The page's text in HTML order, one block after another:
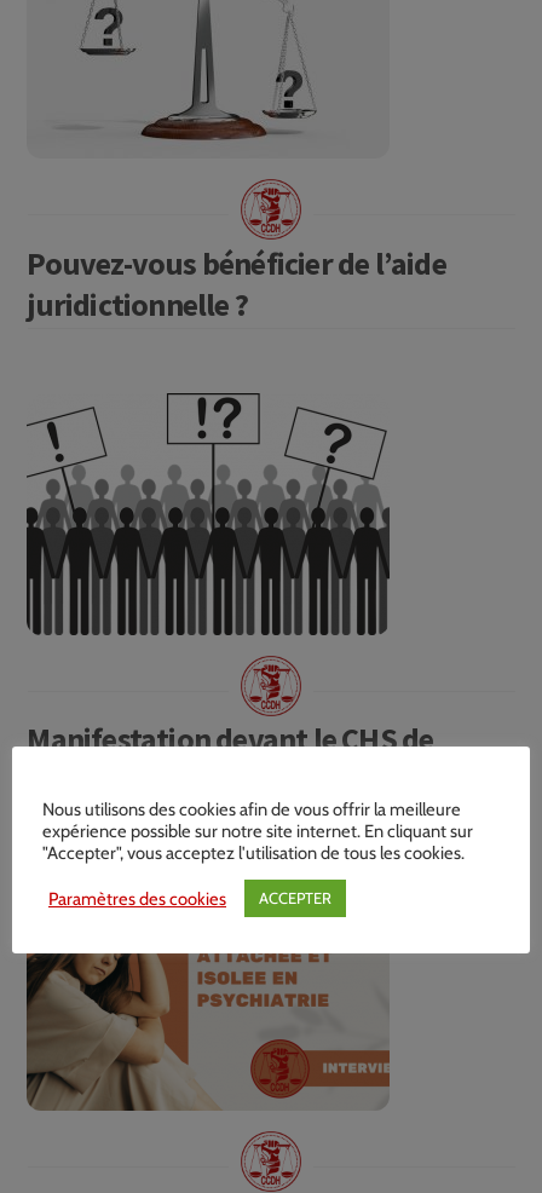
Pouvez-vous bénéficier de l’aide
juridictionnelle ?
Manifestation devant le CHS de
Nous utilisons des cookies afin de vous offrir la meilleure
expérience possible sur notre site internet. En cliquant sur
"Accepter", vous acceptez l'utilisation de tous les cookies.
Paramètres des cookies ACCEPTER